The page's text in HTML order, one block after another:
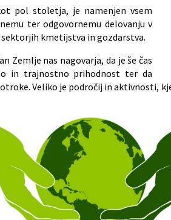
pol stoletja, je namenjen vsem
ter odgovornemu delovanju v
kmetijstva in gozdarstva.
Zemlje nas nagovarja, da je še čas
in trajnostno prihodnost ter da
Veliko je področij in aktivnosti,